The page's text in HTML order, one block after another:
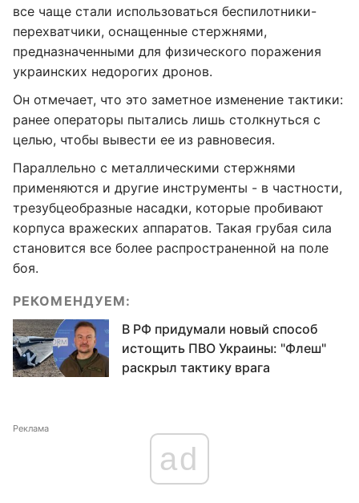
все чаще стали использоваться беспилотники-
перехватчики, оснащенные стержнями,
предназначенными для физического поражения
украинских недорогих дронов.
Он отмечает, что это заметное изменение тактики:
ранее операторы пытались лишь столкнуться с
целью, чтобы вывести ее из равновесия.
Параллельно с металлическими стержнями
применяются и другие инструменты - в частности,
трезубцеобразные насадки, которые пробивают
корпуса вражеских аппаратов. Такая грубая сила
становится все более распространенной на поле
боя.
РЕКОМЕНДУЕМ:
В РФ придумали новый способ
истощить ПВО Украины: "Флеш"
раскрыл тактику врага
Реклама
ad